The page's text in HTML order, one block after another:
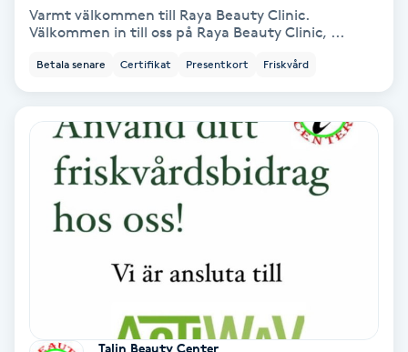
Faceliftmassage
Fettreducering
Varmt välkommen till Raya Beauty Clinic.
Välkommen in till oss på Raya Beauty Clinic, ...
Betala senare Certifikat Presentkort Friskvård
Talin Beauty Center